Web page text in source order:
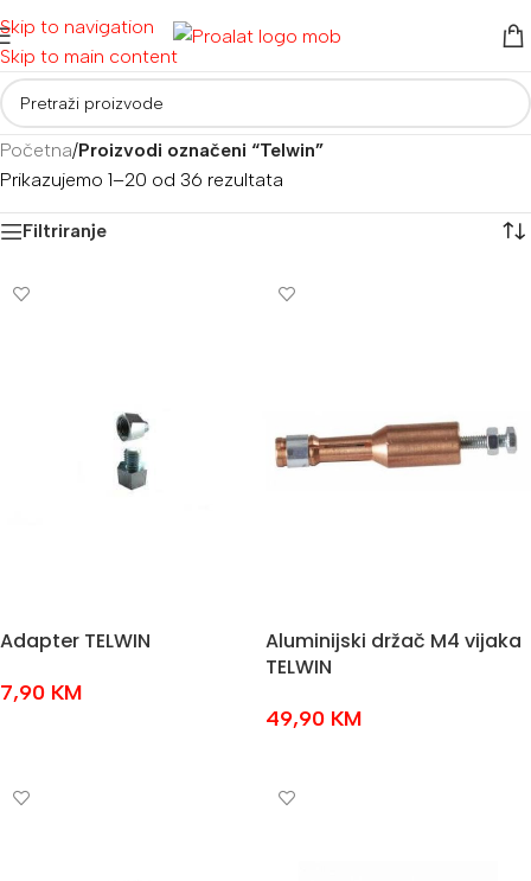
Skip to navigation
Skip to main content
Početna/Proizvodi označeni “Telwin”
Prikazujemo 1–20 od 36 rezultata
Filtriranje
Adapter TELWIN
7,90 KM
Aluminijski držač M4 vijaka
TELWIN
49,90 KM